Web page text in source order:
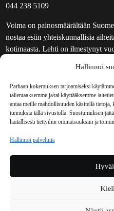
Hallinnoi
Parhaan kokemuksen tarjoamiseksi
tallentaaksemme ja/tai käyttääksemme
antaa meille mahdollisuuden käsitellä
tunnuksia tällä sivustolla. Suostumuksen
haitallisesti tiettyihin ominaisuuksiin ja
Hallinnoi palveluita
044 238 5109
Voima on painosmäärältään
nostaa esiin yhteiskunnallisia
kotimaasta. Lehti on ilmestynyt
UUTISKIRJE
MAINOSTAJILLE
VASTAMAINOKSET
JAKELUPAIKAT
REKISTERISELOSTE
TILAUKSEN
TILAUSOHJEET JA -EHDOT